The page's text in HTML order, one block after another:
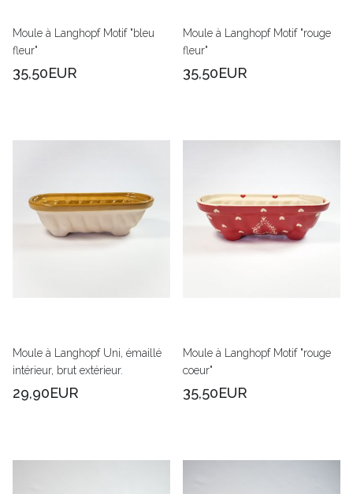
Moule à Langhopf Motif "bleu
fleur"
35,50EUR
Moule à Langhopf Motif "rouge
fleur"
35,50EUR
Moule à Langhopf Uni, émaillé
intérieur, brut extérieur.
29,90EUR
Moule à Langhopf Motif "rouge
coeur"
35,50EUR